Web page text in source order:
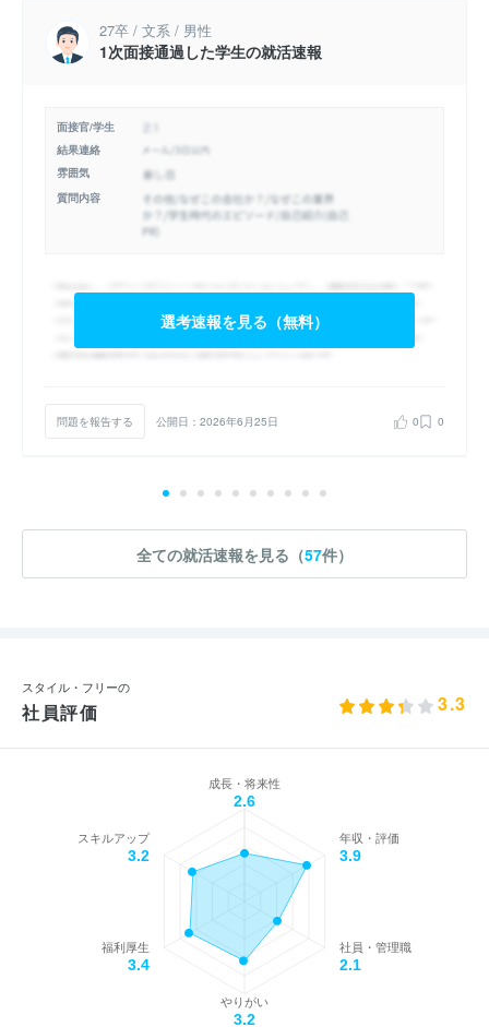
27卒 / 文系 / 男性
1次面接通過した学生の就活速報
面接官/学生
結果連絡
雰囲気
質問内容
選考速報を見る（無料）
問題を報告する 公開日：2026年6月25日 0 0
全ての就活速報を見る（57件）
スタイル・フリーの
社員評価 3.3
成長・将来性
2.6
年収・評価
3.9
社員・管理職
2.1
やりがい
3.2
福利厚生
3.4
スキルアップ
3.2